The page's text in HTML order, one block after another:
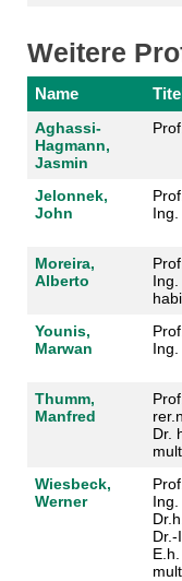
Weitere
Name
Aghassi-
Hagmann,
Jasmin
Jelonnek,
John
Ing.
Moreira,
Alberto
Ing.
Younis,
Marwan
Ing.
Thumm,
Manfred
Dr.
mult.
Wiesbeck,
Werner
Ing.
Dr.-
E.h.
mult.